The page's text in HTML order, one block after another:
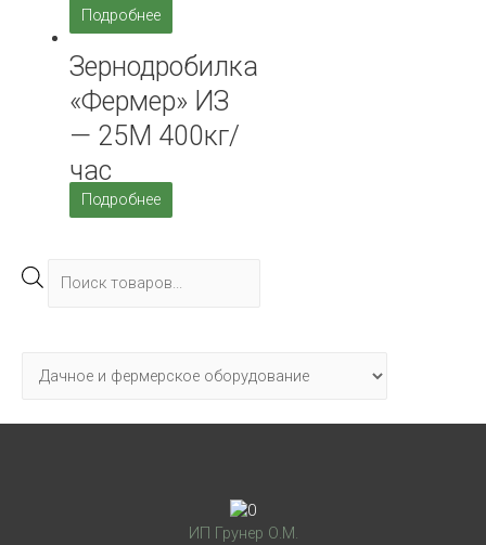
Подробнее
Зернодробилка
«Фермер» ИЗ
— 25М 400кг/
час
Подробнее
с
т
ИП Грунер О.М.